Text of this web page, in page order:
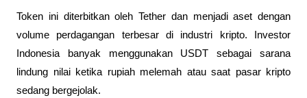
Token ini diterbitkan oleh Tether dan menjadi aset dengan
volume perdagangan terbesar di industri kripto. Investor
Indonesia banyak menggunakan USDT sebagai sarana
lindung nilai ketika rupiah melemah atau saat pasar kripto
sedang bergejolak.